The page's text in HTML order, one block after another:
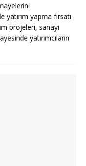
yapma fırsatı
projeleri, sanayi
yatırımcıların